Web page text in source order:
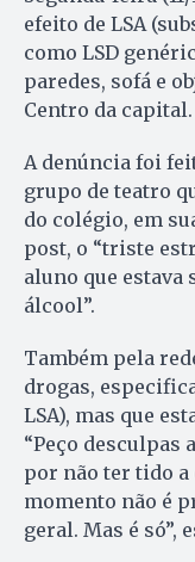
efeito de LSA
como LSD
paredes, sofá e
Centro da capital.
A denúncia foi
grupo de teatro
do colégio, em
post, o “triste
aluno que estava
álcool”.
Também pela
drogas,
LSA), mas que
“Peço
por não ter tido a
momento não é
geral. Mas é só”,